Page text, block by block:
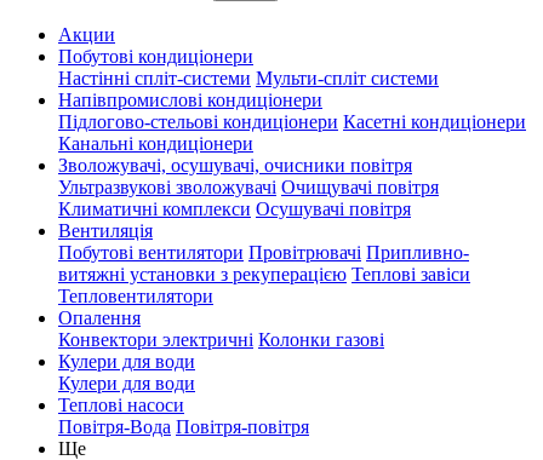
Акции
Побутові кондиціонери
Настінні спліт-системи Мульти-спліт системи
Напівпромислові кондиціонери
Підлогово-стельові кондиціонери Касетні кондиціонери
Канальні кондиціонери
Зволожувачі, осушувачі, очисники повітря
Ультразвукові зволожувачі Очищувачі повітря
Климатичні комплекси Осушувачі повітря
Вентиляція
Побутові вентилятори Провітрювачі Припливно-
витяжні установки з рекуперацією Теплові завіси
Тепловентилятори
Опалення
Конвектори электричні Колонки газові
Кулери для води
Кулери для води
Теплові насоси
Повітря-Вода Повітря-повітря
Ще